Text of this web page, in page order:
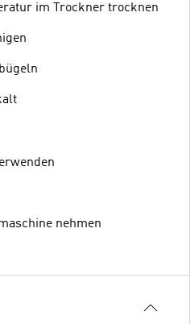
im Trockner trocknen
nehmen